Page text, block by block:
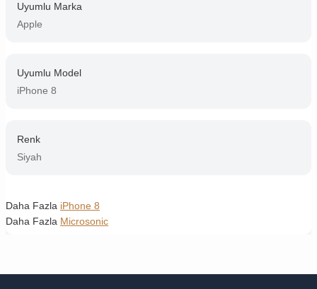
Uyumlu Marka
Apple
Uyumlu Model
iPhone 8
Renk
Siyah
Daha Fazla iPhone 8
Daha Fazla Microsonic